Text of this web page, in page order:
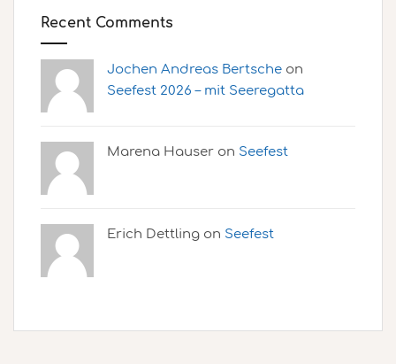
Recent Comments
Jochen Andreas Bertsche on
Seefest 2026 – mit Seeregatta
Marena Hauser on Seefest
Erich Dettling on Seefest